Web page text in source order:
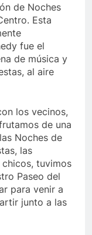
de Noches
Esta
fue el
de música y
al aire
los vecinos,
de una
Noches de
las
tuvimos
Paseo del
para venir a
junto a las